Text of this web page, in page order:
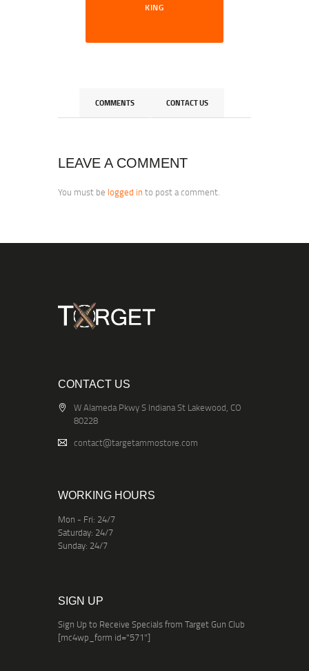
KING
COMMENTS CONTACT US
LEAVE A COMMENT
You must be logged in to post a comment.
CONTACT US
W Alameda Pkwy S Indiana St Lakewood, CO
80228
contact@targetammostore.com
WORKING HOURS
Mon - Fri: 24/7
Saturday: 24/7
Sunday: 24/7
SIGN UP
Sign Up to Receive Specials from Target Gun Club
[mc4wp_form id="571"]